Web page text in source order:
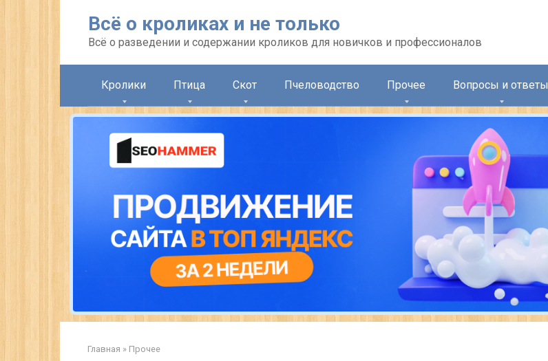
Всё о кроликах и не только
Всё о разведении и содержании кроликов для новичков и профессионалов
Кролики Птица Скот Пчеловодство Прочее Вопросы и ответы
Главная » Прочее